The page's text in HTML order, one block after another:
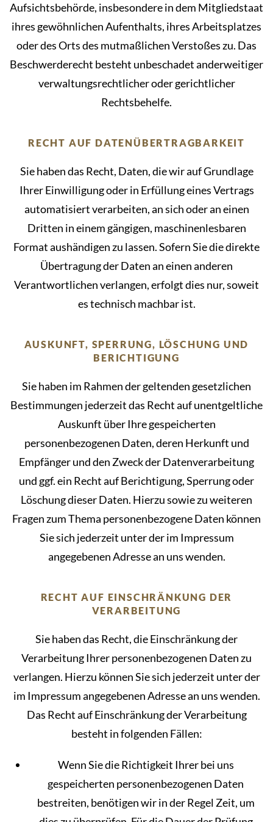
Aufsichtsbehörde, insbesondere in dem Mitgliedstaat
ihres gewöhnlichen Aufenthalts, ihres Arbeitsplatzes
oder des Orts des mutmaßlichen Verstoßes zu. Das
Beschwerderecht besteht unbeschadet anderweitiger
verwaltungsrechtlicher oder gerichtlicher
Rechtsbehelfe.
RECHT AUF DATENÜBERTRAGBARKEIT
Sie haben das Recht, Daten, die wir auf Grundlage
Ihrer Einwilligung oder in Erfüllung eines Vertrags
automatisiert verarbeiten, an sich oder an einen
Dritten in einem gängigen, maschinenlesbaren
Format aushändigen zu lassen. Sofern Sie die direkte
Übertragung der Daten an einen anderen
Verantwortlichen verlangen, erfolgt dies nur, soweit
es technisch machbar ist.
AUSKUNFT, SPERRUNG, LÖSCHUNG UND
BERICHTIGUNG
Sie haben im Rahmen der geltenden gesetzlichen
Bestimmungen jederzeit das Recht auf unentgeltliche
Auskunft über Ihre gespeicherten
personenbezogenen Daten, deren Herkunft und
Empfänger und den Zweck der Datenverarbeitung
und ggf. ein Recht auf Berichtigung, Sperrung oder
Löschung dieser Daten. Hierzu sowie zu weiteren
Fragen zum Thema personenbezogene Daten können
Sie sich jederzeit unter der im Impressum
angegebenen Adresse an uns wenden.
RECHT AUF EINSCHRÄNKUNG DER
VERARBEITUNG
Sie haben das Recht, die Einschränkung der
Verarbeitung Ihrer personenbezogenen Daten zu
verlangen. Hierzu können Sie sich jederzeit unter der
im Impressum angegebenen Adresse an uns wenden.
Das Recht auf Einschränkung der Verarbeitung
besteht in folgenden Fällen:
Wenn Sie die Richtigkeit Ihrer bei uns
gespeicherten personenbezogenen Daten
bestreiten, benötigen wir in der Regel Zeit, um